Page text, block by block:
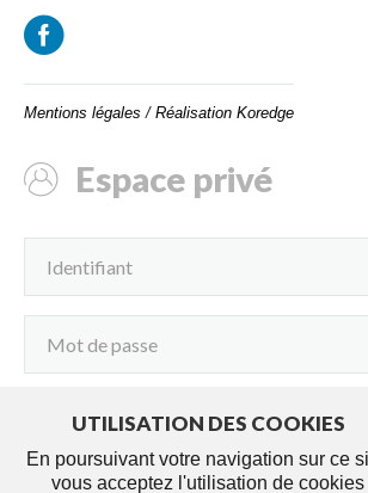
Mentions légales / Réalisation Koredge
Espace privé
UTILISATION DES COOKIES
En poursuivant votre navigation sur ce
vous acceptez l'utilisation de cookies